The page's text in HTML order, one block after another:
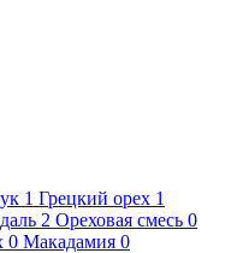
1 Грецкий орех 1
2 Ореховая смесь 0
0 Макадамия 0